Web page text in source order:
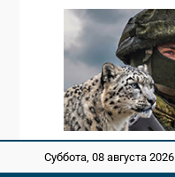
Суббота, 08 августа 2026